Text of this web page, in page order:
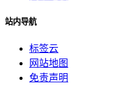
站内导航
标签云
网站地图
免责声明